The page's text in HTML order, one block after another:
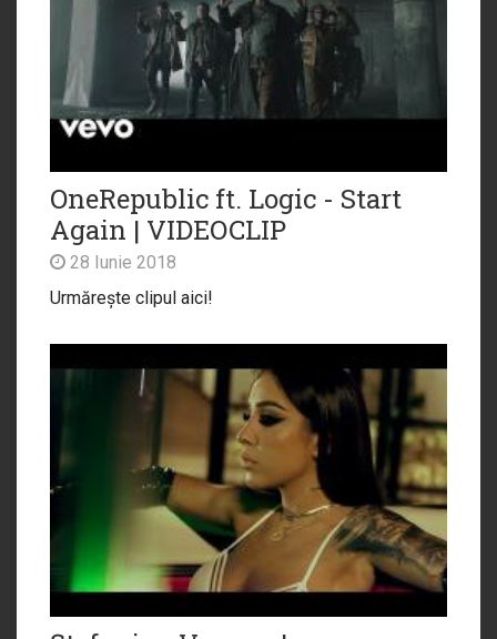
OneRepublic ft. Logic - Start
Again | VIDEOCLIP
28 Iunie 2018
Urmărește clipul aici!